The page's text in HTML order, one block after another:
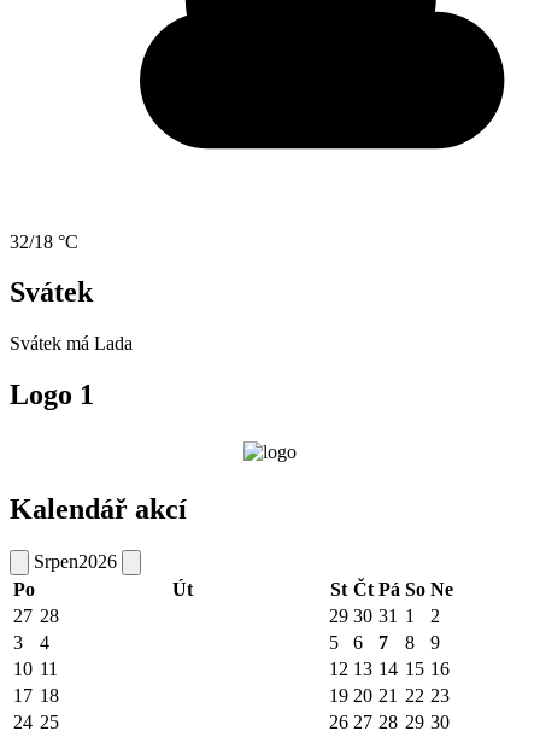
32/18 °C
Svátek
Svátek má Lada
Logo 1
Kalendář akcí
Srpen2026
Po
Út St Čt Pá So Ne
27 28 29 30 31 1
2
3
4 5 6 7 8
9
10 11 12 13 14 15 16
17 18 19 20 21 22 23
24 25 26 27 28 29 30